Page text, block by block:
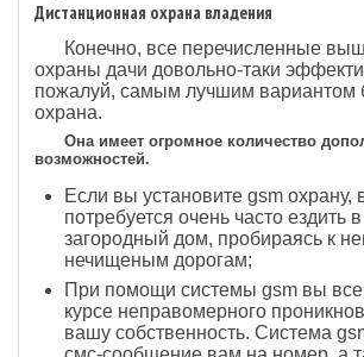
Дистанционная охрана владения
Конечно, все перечисленные
охраны дачи довольно-таки
пожалуй, самым лучшим вариантом
охрана.
Она имеет огромное количество
возможностей.
Если вы установите gsm охрану,
потребуется очень часто ездить
загородный дом, пробираясь к
нечищеным дорогам;
При помощи системы gsm вы
курсе неправомерного
вашу собственность. Система